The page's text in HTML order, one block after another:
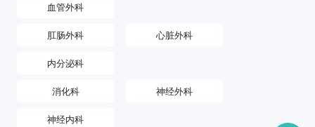
血管外科
肛肠外科 心脏外科
内分泌科
消化科 神经外科
神经内科